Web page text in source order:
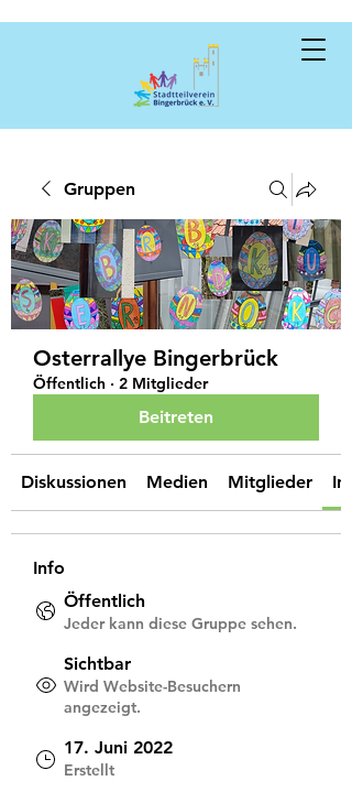
Gruppen
Osterrallye Bingerbrück
Öffentlich · 2 Mitglieder
Beitreten
Diskussionen Medien Mitglieder
Info
Öffentlich
Jeder kann diese Gruppe sehen.
Sichtbar
Wird Website-Besuchern
angezeigt.
17. Juni 2022
Erstellt